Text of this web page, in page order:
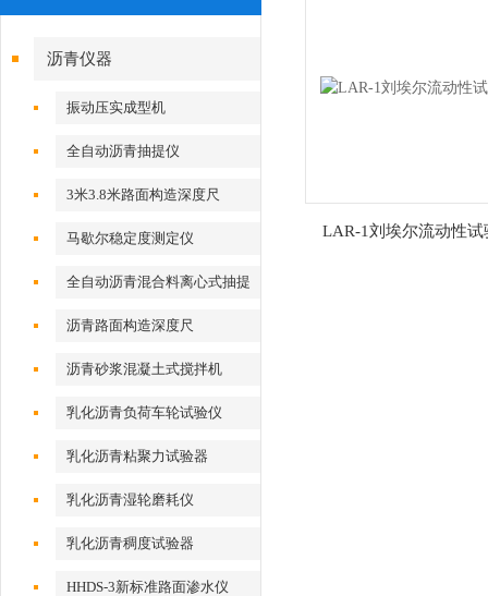
沥青仪器
振动压实成型机
全自动沥青抽提仪
3米3.8米路面构造深度尺
马歇尔稳定度测定仪
全自动沥青混合料离心式抽提
仪
沥青路面构造深度尺
沥青砂浆混凝土式搅拌机
乳化沥青负荷车轮试验仪
乳化沥青粘聚力试验器
乳化沥青湿轮磨耗仪
乳化沥青稠度试验器
HHDS-3新标准路面渗水仪
LAR-1刘埃尔流动性试